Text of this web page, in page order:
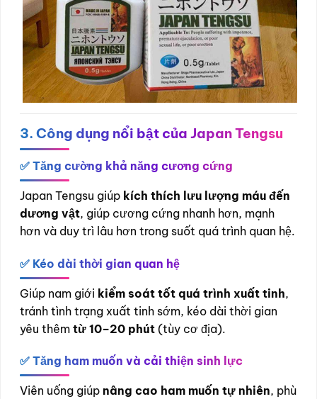
3. Công dụng nổi bật của Japan Tengsu
✅ Tăng cường khả năng cương cứng
Japan Tengsu giúp kích thích lưu lượng máu đến
dương vật, giúp cương cứng nhanh hơn, mạnh
hơn và duy trì lâu hơn trong suốt quá trình quan hệ.
✅ Kéo dài thời gian quan hệ
Giúp nam giới kiểm soát tốt quá trình xuất tinh,
tránh tình trạng xuất tinh sớm, kéo dài thời gian
yêu thêm từ 10–20 phút (tùy cơ địa).
✅ Tăng ham muốn và cải thiện sinh lực
Viên uống giúp nâng cao ham muốn tự nhiên, phù